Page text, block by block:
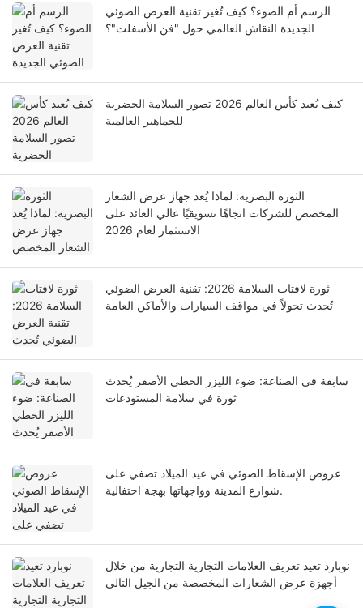
الرسم أم الضوء؟ كيف تُغير تقنية العرض الضوئي
الجديدة النقاش العالمي حول "فن الأسفلت"؟
كيف يُعيد كأس العالم 2026 تصور السلامة الحضرية
للجماهير العالمية
الثورة البصرية: لماذا يُعد جهاز عرض الشعار
المخصص للشركات اتجاهًا تسويقيًا عالي العائد على
الاستثمار لعام 2026
ثورة لافتات السلامة 2026: تقنية العرض الضوئي
تُحدث تحولاً في مواقف السيارات والأماكن العامة
سابقة في الصناعة: ضوء الليزر الخطي الأصفر يُحدث
ثورة في سلامة المستودعات
عروض الإسقاط الضوئي في عيد الميلاد تضفي على
شوارع المدينة وواجهاتها بهجة احتفالية.
نوبارد تعيد تعريف العلامات التجارية التجارية من خلال
أجهزة عرض الشعارات المخصصة من الجيل التالي